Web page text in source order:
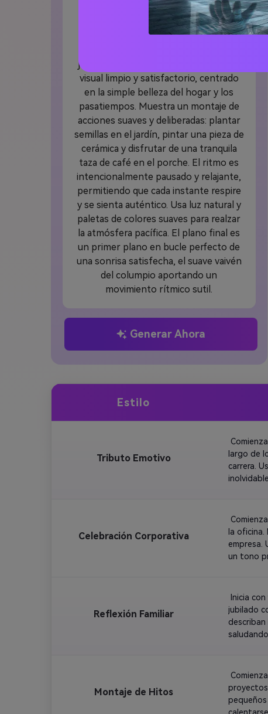
revela a la misma persona, ahora
relajada, sentándose en un columpio
de porche, con el maletín de trabajo
jardinería. Haz la transición a un estilo
visual limpio y satisfactorio, centrado
en la simple belleza del hogar y los
pasatiempos. Muestra un montaje de
acciones suaves y deliberadas: plantar
semillas en el jardín, pintar una pieza de
cerámica y disfrutar de una tranquila
taza de café en el porche. El ritmo es
intencionalmente pausado y relajante,
permitiendo que cada instante respire
y se sienta auténtico. Usa luz natural y
paletas de colores suaves para realzar
la atmósfera pacífica. El plano final es
un primer plano en bucle perfecto de
una sonrisa satisfecha, el suave vaivén
del columpio aportando un
movimiento rítmico sutil.
Generar Ahora
Estilo
Tributo Emotivo
largo de
carrera.
Celebración Corporativa
la oficina.
empresa.
un tono
Reflexión Familiar
Inicia
jubilado
Montaje de Hitos